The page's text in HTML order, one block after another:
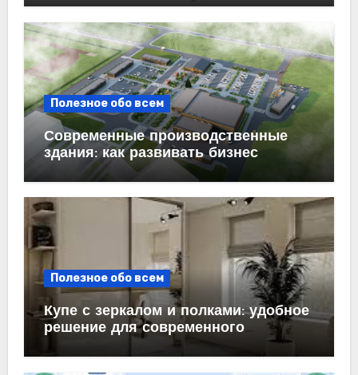
Полезное обо всем
Современные производственные
здания: как развивать бизнес
эффективно
Полезное обо всем
Купе с зеркалом и полками: удобное
решение для современного